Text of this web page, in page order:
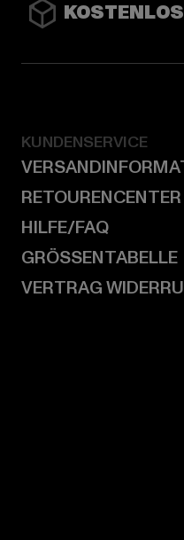
KUNDENSERVICE
RETOURENCENTER
HILFE/FAQ
GRÖSSENTABELLE
VERTRAG